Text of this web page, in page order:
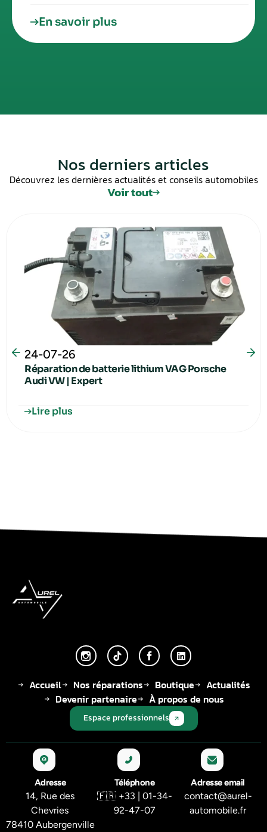
En savoir plus
Nos derniers articles
Découvrez les dernières actualités et conseils automobiles
Voir tout
24-07-26
Réparation de batterie lithium VAG Porsche
Audi VW | Expert
Lire plus
Accueil Nos réparations Boutique
Actualités
Devenir partenaire
À propos de nous
Espace professionnels
Adresse
14, Rue des
Chevries
78410 Aubergenville
Téléphone
🇫🇷 +33 | 01-34-
92-47-07
Adresse email
contact@aurel-
automobile.fr